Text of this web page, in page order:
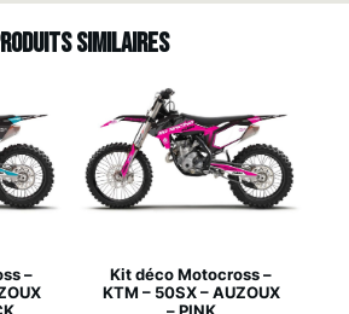
similaires
–
Kit déco Motocross –
KTM – 50SX – AUZOUX